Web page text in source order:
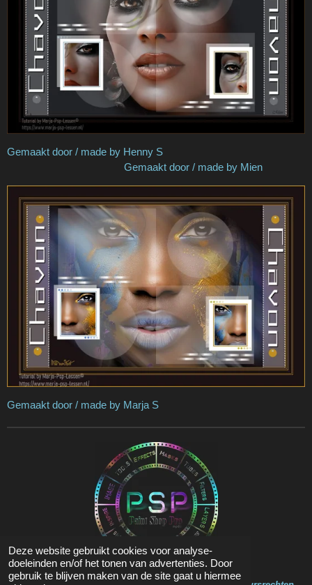
Deze website gebruikt cookies voor analyse-
doeleinden en/of het tonen van advertenties. Door
gebruik te blijven maken van de site gaat u hiermee
Gemaakt door / made by Henny S
Gemaakt door / made by Mien
Gemaakt door / made by Marja S